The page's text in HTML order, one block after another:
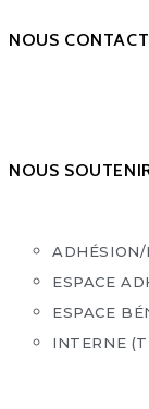
NOUS
NOUS
ADHÉSION/
ESPACE
ESPACE
INTERNE